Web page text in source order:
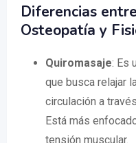
Diferencias
Osteopatía y
Quiromasaje: Es
que busca relajar
circulación a
Está más
tensión muscular.